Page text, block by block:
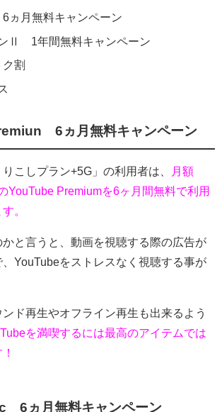
ヵ月無料キャンペーン
Ⅱ 1年間無料キャンペーン
割
6ヵ月無料キャンペーン
こしプラン+5G」の利用者は、
月額
YouTube Premiumを6ヶ月間無料で利用
。
かと言うと、動画を視聴する際の広告が
YouTubeをストレスなく視聴する事が
ド再生やオフライン再生も出来るよう
を満喫するには最高のアイテムでは
6ヵ月無料キャンペーン